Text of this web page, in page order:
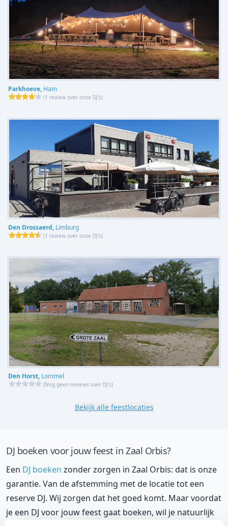
Parkhoeve, Ham
(1 review over onze DJ's)
Den Drossaerd, Limburg
(1 review over onze DJ's)
Den Horst, Lommel
(Nog geen reviews over DJ's)
Bekijk alle feestlocaties
DJ boeken voor jouw feest in Zaal Orbis?
Een DJ boeken zonder zorgen in Zaal Orbis: dat is onze
garantie. Van de afstemming met de locatie tot een
reserve DJ. Wij zorgen dat het goed komt. Maar voordat
je een DJ voor jouw feest gaat boeken, wil je natuurlijk